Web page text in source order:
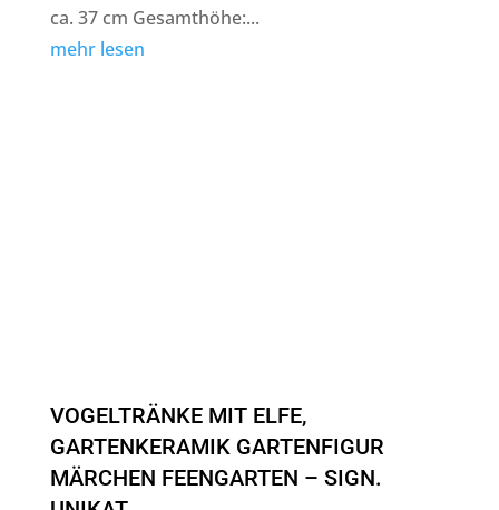
ca. 37 cm Gesamthöhe:...
mehr lesen
VOGELTRÄNKE MIT ELFE,
GARTENKERAMIK GARTENFIGUR
MÄRCHEN FEENGARTEN – SIGN.